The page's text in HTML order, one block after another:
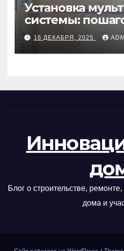
Установка
системы:
руководство
16 ДЕКАБРЯ, 2025
Блог о строительстве,
дома и